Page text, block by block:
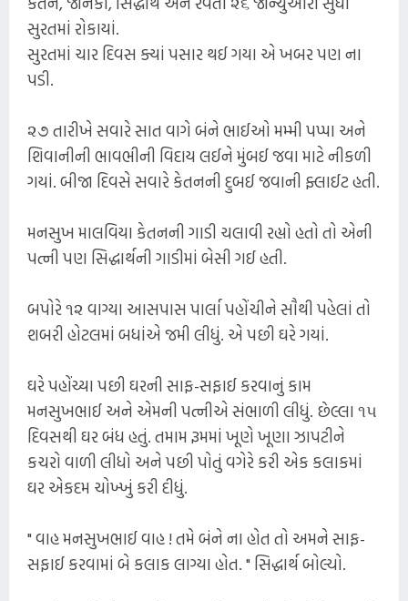
સુરતમાં રોકાયાં.
સુરતમાં ચાર દિવસ ક્યાં પસાર થઈ ગયા એ ખબર પણ ના
પડી.
૨૭ તારીખે સવારે સાત વાગે બંને ભાઈઓ મમ્મી પપ્પા અને
શિવાનીની ભાવભીની વિદાય લઈને મુંબઈ જવા માટે નીકળી
ગયાં. બીજા દિવસે સવારે કેતનની દુબઈ જવાની ફ્લાઈટ હતી.
મનસુખ માલવિયા કેતનની ગાડી ચલાવી રહ્યો હતો તો એની
પત્ની પણ સિદ્ધાર્થની ગાડીમાં બેસી ગઈ હતી.
બપોરે ૧૨ વાગ્યા આસપાસ પાર્લા પહોંચીને સૌથી પહેલાં તો
શબરી હોટલમાં બધાંએ જમી લીધું. એ પછી ઘરે ગયાં.
ઘરે પહોંચ્યા પછી ઘરની સાફ-સફાઈ કરવાનું કામ
મનસુખભાઈ અને એમની પત્નીએ સંભાળી લીધું. છેલ્લા ૧૫
દિવસથી ઘર બંધ હતું. તમામ રૂમમાં ખૂણે ખૂણા ઝાપટીને
કચરો વાળી લીધો અને પછી પોતું વગેરે કરી એક કલાકમાં
ઘર એકદમ ચોખ્ખું કરી દીધું.
" વાહ મનસુખભાઈ વાહ ! તમે બંને ના હોત તો અમને સાફ-
સફાઈ કરવામાં બે કલાક લાગ્યા હોત. " સિદ્ધાર્થ બોલ્યો.